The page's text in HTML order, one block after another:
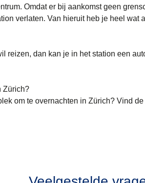
Omdat er bij aankomst geen
verlaten. Van hieruit heb je heel wat
reizen, dan kan je in het station een
Zürich?
om te overnachten in Zürich? Vind de